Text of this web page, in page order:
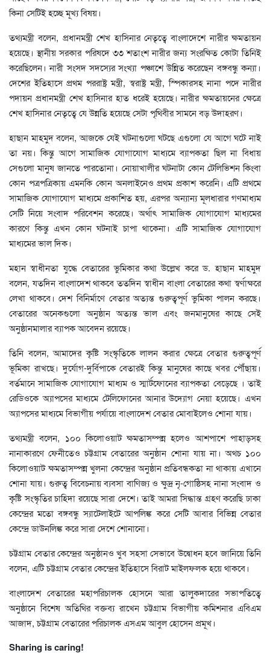
কিনা সেটিই হচ্ছে মূখ্য বিষয়।
তথ্যমন্ত্রী বলেন, প্রধানমন্ত্রী শেখ হাসিনার নেতৃত্বে বাংলাদেশে নারীর ক্ষমতায়ন
হয়েছে। স্থানীয় সরকার পরিষদে ৩৩ শতাংশ নারীর জন্য সংরক্ষিত কোটা তিনিই
করেছিলেন। নারী সংসদ সদস্যের সংখ্যা পঞ্চাশে উন্নিত করেছেন বঙ্গবন্ধু কন্যা।
দেশের ইতিহাসে প্রথম পররাষ্ট্র মন্ত্রী, স্বরাষ্ট্র মন্ত্রী, স্পিকারসহ নানা পদে নারীর
পদায়ন প্রধানমন্ত্রী শেখ হাসিনার হাত ধরেই হয়েছে। নারীর ক্ষমতায়নের ক্ষেত্রে
শেখ হাসিনার নেতৃত্বে যে উন্নতি হয়েছে সেটা পৃথিবীর সামনে বড় উদাহরণ।
হাছান মাহমুদ বলেন, আজকে যেই ঘটনাগুলো ঘটছে এগুলো যে আগে ঘটে নাই
তা নয়। কিন্তু আগে সামাজিক যোগাযোগ মাধ্যমে ব্যাপকতা ছিল না বিধায়
সেগুলো মানুষ জানতে পারতোনা। নোয়াখালীর ঘটনাটা কোন টেলিভিশন কিংবা
কোন পত্রপত্রিকায় এমনকি কোন অনলাইনেও প্রথম প্রকাশ করেনি। এটি প্রথমে
সামাজিক যোগাযোগ মাধ্যমে প্রকাশিত হয়, এরপর অন্যান্য মূলধারার গণমাধ্যম
সেটি নিয়ে সংবাদ পরিবেশন করেছে। অর্থাৎ সামাজিক যোগাযোগ মাধ্যমের
কারণে কিন্তু এখন কোন ঘটনাই চাপা থাকেনা। এটি সামাজিক যোগাযোগ
মাধ্যমের ভাল দিক।
মহান স্বাধীনতা যুদ্ধে বেতারের ভুমিকার কথা উল্লেখ করে ড. হাছান মাহমুদ
বলেন, যতদিন বাংলাদেশ থাকবে ততদিন স্বাধীন বাংলা বেতারের কথা স্বর্ণাক্ষরে
লেখা থাকবে। দেশ বিনির্মাণে বেতার অত্যন্ত গুরুত্বপূর্ণ ভুমিকা পালন করছে।
বেতারের অনেকগুলো অনুষ্ঠান অত্যন্ত ভাল এবং জনমানুষের কাছে সেই
অনুষ্ঠানমালার ব্যাপক আবেদন রয়েছে।
তিনি বলেন, আমাদের কৃষ্টি সংস্কৃতিকে লালন করার ক্ষেত্রে বেতার গুরুত্বপূর্ণ
ভূমিকা রাখছে। দুর্যোগ-দুর্বিপাকে বেতারই কিন্তু মানুষের কাছে খবর পৌঁছায়।
বর্তমানে সামাজিক যোগাযোগ মাধ্যম ও স্মার্টফোনের ব্যাপকতা বেড়েছে । তাই
রেডিওকে অ্যাপসের মাধ্যমে টেলিফোনের আনার উদ্যোগ নেয়া হয়েছে। এখন
অ্যাপসের মাধ্যমে বিভাগীয় পর্যায়ে বাংলাদেশ বেতার মোবাইলেও শোনা যায়।
তথ্যমন্ত্রী বলেন, ১০০ কিলোওয়াট ক্ষমতাসম্পন্ন হলেও আশপাশে পাহাড়সহ
নানাকারণে ফেনীতেও চট্টগ্রাম বেতারের অনুষ্ঠান শোনা যায় না। অথচ ১০০
কিলোওয়াট ক্ষমতাসম্পন্ন খুলনা কেন্দ্রের অনুষ্ঠান প্রতিবন্ধকতা না থাকায় এখানে
শোনা যায়। গুরুত্ব বিবেচনায় ব্যবসা বাণিজ্য ও ক্ষুদ্র নৃ-গোষ্ঠিসহ নানা সংবাদ ও
কৃষ্টি সংস্কৃতির চাহিদা রয়েছে সারা দেশে। তাই আমরা সিদ্ধান্ত গ্রহণ করেছি ঢাকা
কেন্দ্রের মতো বঙ্গবন্ধু স্যাটেলাইটে আপলিঙ্ক করে সেটি আবার বিভিন্ন বেতার
কেন্দ্রে ডাউনলিঙ্ক করে সারা দেশে শোনানো।
চট্টগ্রাম বেতার কেন্দ্রের অনুষ্ঠানও খুব সহসা সেভাবে উদ্বোধন হবে জানিয়ে তিনি
বলেন, এটি চট্টগ্রাম বেতার কেন্দ্রের ইতিহাসে বিরাট মাইলফলক হয়ে থাকবে।
বাংলাদেশ বেতারের মহাপরিচালক হোসনে আরা তালুকদারের সভাপতিত্বে
অনুষ্ঠানে বিশেষ অতিথির বক্তব্য রাখেন চট্টগ্রাম বিভাগীয় কমিশনার এবিএম
আজাদ, চট্টগ্রাম বেতারের পরিচালক এসএম আবুল হোসেন প্রমূখ।
Sharing is caring!